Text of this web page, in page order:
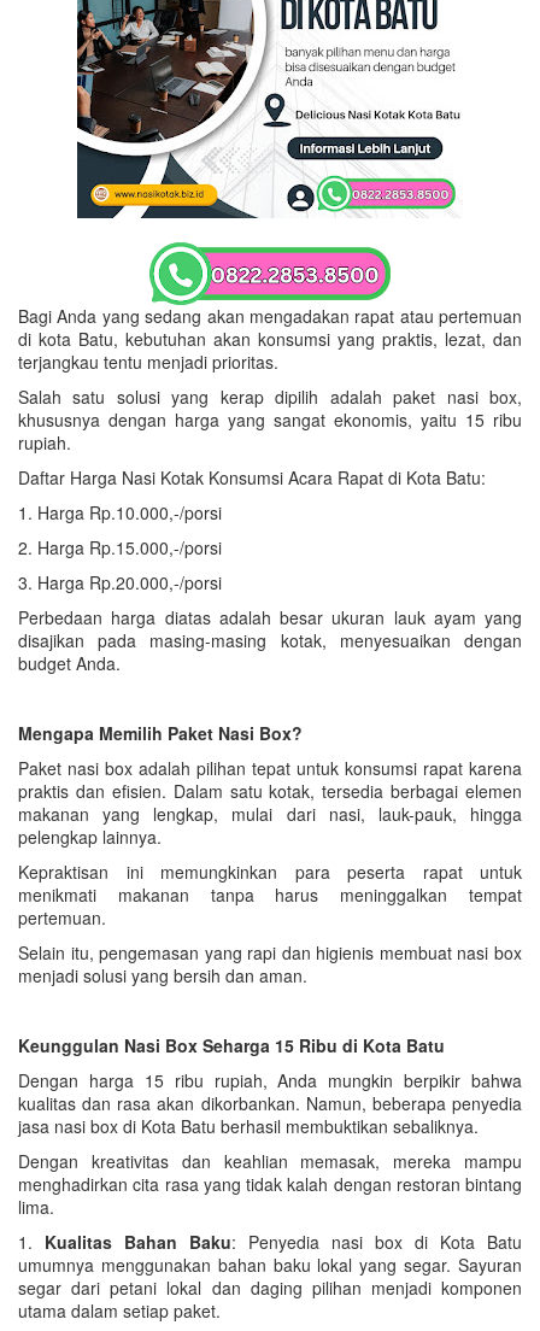
Bagi Anda yang sedang akan mengadakan rapat atau pertemuan
di kota Batu, kebutuhan akan konsumsi yang praktis, lezat, dan
terjangkau tentu menjadi prioritas.
Salah satu solusi yang kerap dipilih adalah paket nasi box,
khususnya dengan harga yang sangat ekonomis, yaitu 15 ribu
rupiah.
Daftar Harga Nasi Kotak Konsumsi Acara Rapat di Kota Batu:
1. Harga Rp.10.000,-/porsi
2. Harga Rp.15.000,-/porsi
3. Harga Rp.20.000,-/porsi
Perbedaan harga diatas adalah besar ukuran lauk ayam yang
disajikan pada masing-masing kotak, menyesuaikan dengan
budget Anda.
Mengapa Memilih Paket Nasi Box?
Paket nasi box adalah pilihan tepat untuk konsumsi rapat karena
praktis dan efisien. Dalam satu kotak, tersedia berbagai elemen
makanan yang lengkap, mulai dari nasi, lauk-pauk, hingga
pelengkap lainnya.
Kepraktisan ini memungkinkan para peserta rapat untuk
menikmati makanan tanpa harus meninggalkan tempat
pertemuan.
Selain itu, pengemasan yang rapi dan higienis membuat nasi box
menjadi solusi yang bersih dan aman.
Keunggulan Nasi Box Seharga 15 Ribu di Kota Batu
Dengan harga 15 ribu rupiah, Anda mungkin berpikir bahwa
kualitas dan rasa akan dikorbankan. Namun, beberapa penyedia
jasa nasi box di Kota Batu berhasil membuktikan sebaliknya.
Dengan kreativitas dan keahlian memasak, mereka mampu
menghadirkan cita rasa yang tidak kalah dengan restoran bintang
lima.
1. Kualitas Bahan Baku: Penyedia nasi box di Kota Batu
umumnya menggunakan bahan baku lokal yang segar. Sayuran
segar dari petani lokal dan daging pilihan menjadi komponen
utama dalam setiap paket.